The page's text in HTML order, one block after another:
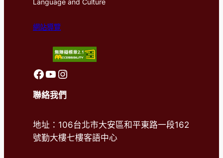
Language and Culture
網站導覽
前往客語中心FaceBook 前往客語中心Youtube 前往客語中心Instagram
聯絡我們
地址：106台北市大安區和平東路一段162
號勤大樓七樓客語中心